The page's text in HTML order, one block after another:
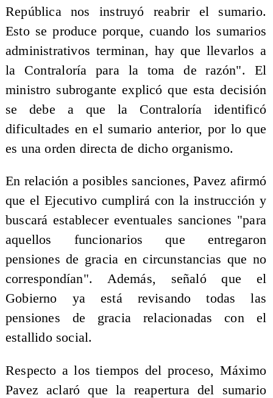
República nos instruyó reabrir el sumario.
Esto se produce porque, cuando los sumarios
administrativos terminan, hay que llevarlos a
la Contraloría para la toma de razón". El
ministro subrogante explicó que esta decisión
se debe a que la Contraloría identificó
dificultades en el sumario anterior, por lo que
es una orden directa de dicho organismo.
En relación a posibles sanciones, Pavez afirmó
que el Ejecutivo cumplirá con la instrucción y
buscará establecer eventuales sanciones "para
aquellos funcionarios que entregaron
pensiones de gracia en circunstancias que no
correspondían". Además, señaló que el
Gobierno ya está revisando todas las
pensiones de gracia relacionadas con el
estallido social.
Respecto a los tiempos del proceso, Máximo
Pavez aclaró que la reapertura del sumario